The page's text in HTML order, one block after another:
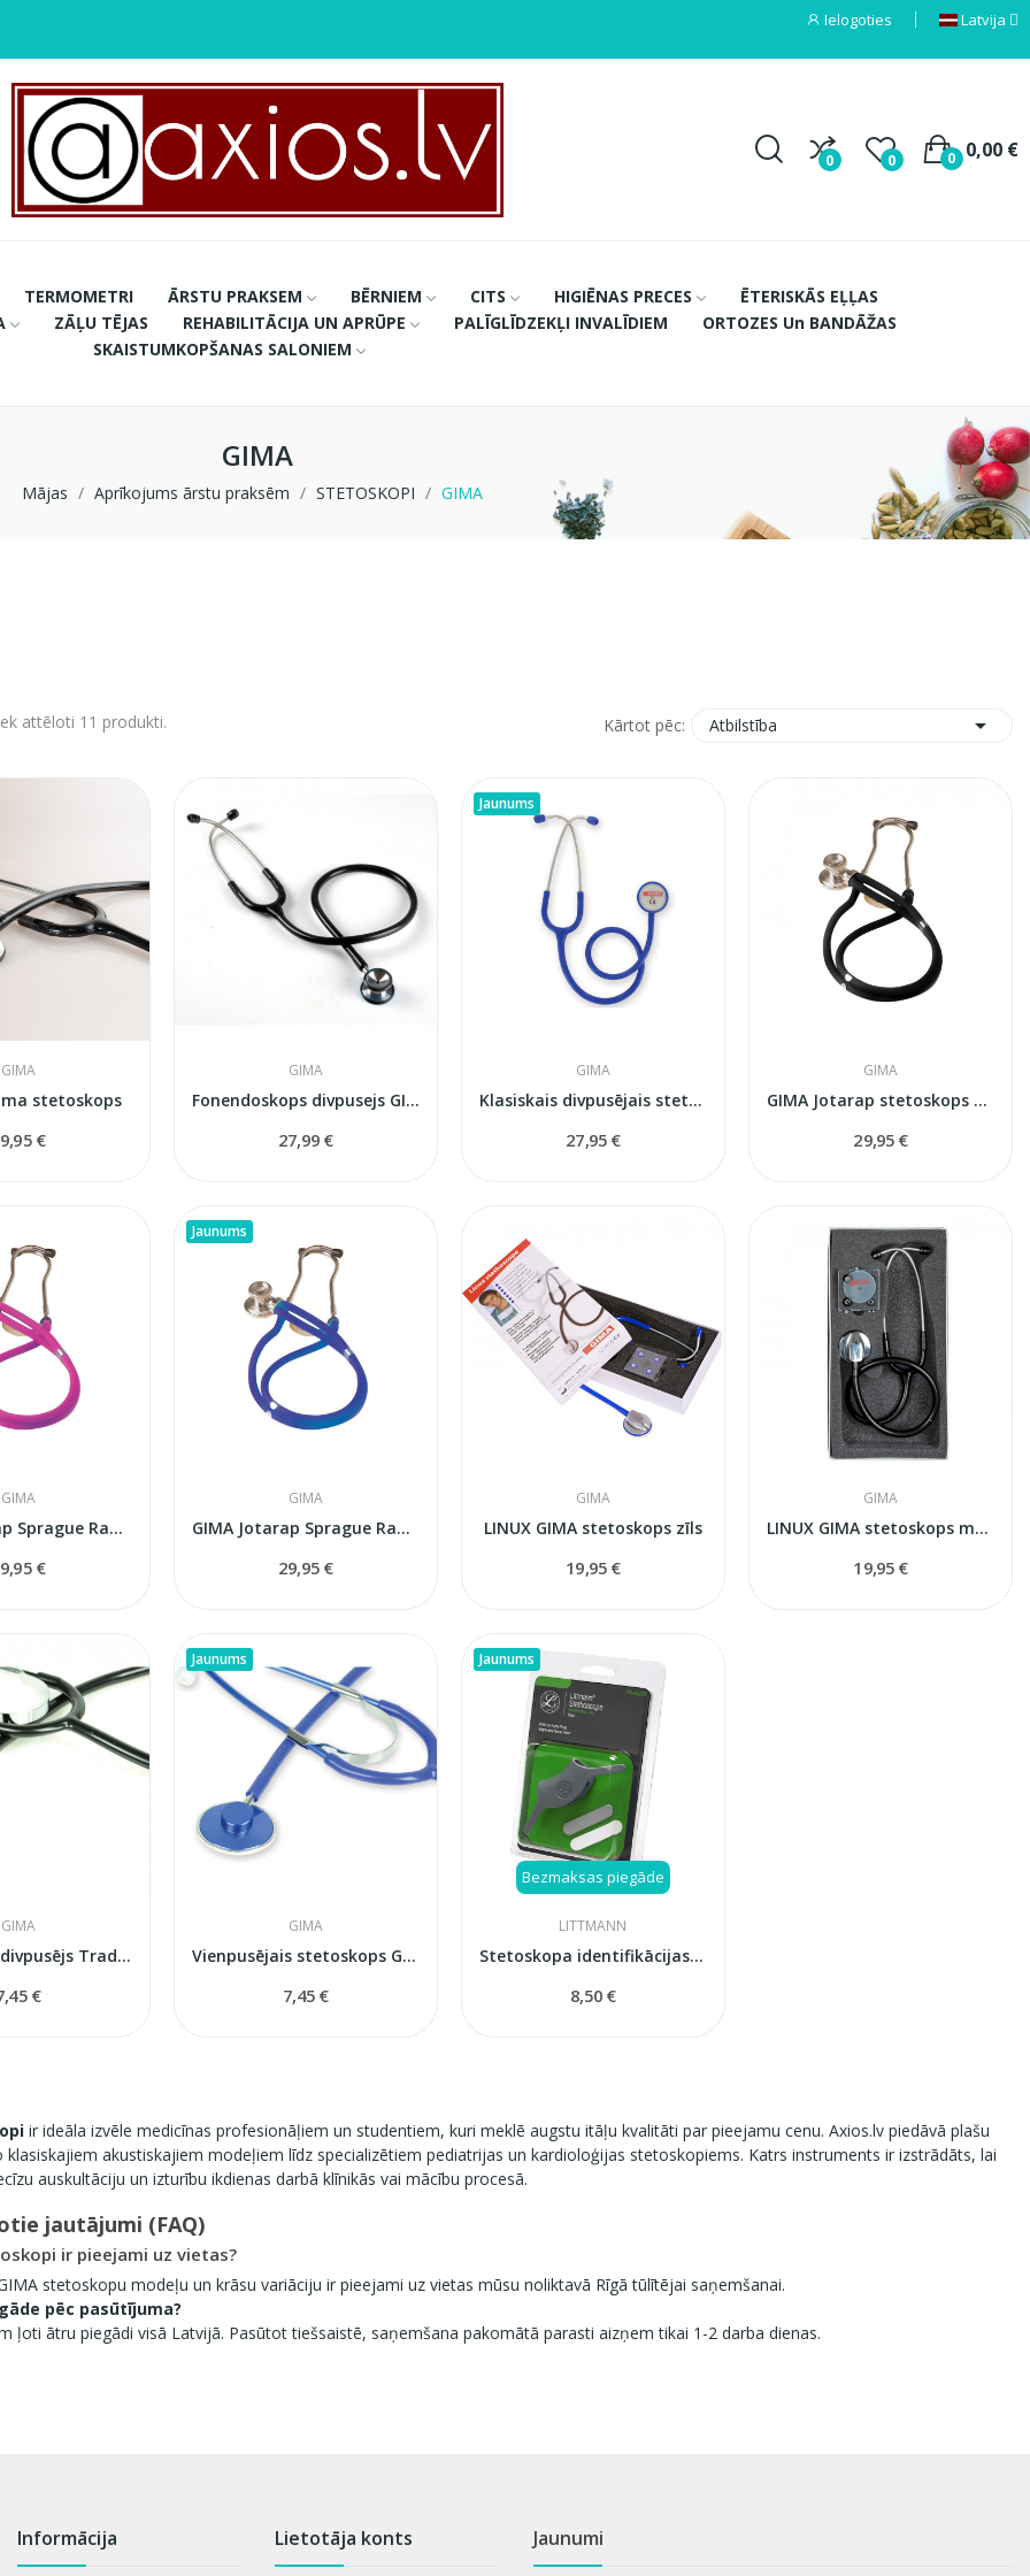
Ielogoties Latvija
0 0 0,00 €
0
TERMOMETRI ĀRSTU PRAKSEM BĒRNIEM CITS HIGIĒNAS PRECES
ĒTERISKĀS EĻĻAS
ZĀĻU TĒJAS REHABILITĀCIJA UN APRŪPE PALĪGLĪDZEKĻI INVALĪDIEM
ORTOZES Un BANDĀŽAS
SKAISTUMKOPŠANAS SALONIEM
GIMA
Mājas Aprīkojums ārstu praksēm STETOSKOPI GIMA
attēloti 11 produkti. Kārtot pēc: Atbilstība 
GIMA
stetoskops
€
GIMA
Fonendoskops divpusejs GIMA
27,99 €
Jaunums
GIMA
Klasiskais divpusējais stetoskops GIMA Classic...
27,95 €
GIMA
GIMA Jotarap stetoskops pediatriskais
29,95 €
GIMA
GIMA Jotarap Sprague Rappaport stetoskops —...
€
Jaunums
GIMA
GIMA Jotarap Sprague Rappaport stetoskops —...
29,95 €
GIMA
LINUX GIMA stetoskops zīls
19,95 €
GIMA
LINUX GIMA stetoskops mēlns
19,95 €
GIMA
Stetoskops divpusējs Trad 51010
€
Jaunums
GIMA
Vienpusējais stetoskops GIMA Trad 51002 (zils)
7,45 €
Bezmaksas piegāde
Jaunums
LITTMANN
Stetoskopa identifikācijas birka (ID tag) 3M...
8,50 €
ir ideāla izvēle medicīnas profesionāļiem un studentiem, kuri meklē augstu itāļu kvalitāti par pieejamu cenu. Axios.lv piedāvā plašu
klasiskajiem akustiskajiem modeļiem līdz specializētiem pediatrijas un kardioloģijas stetoskopiems. Katrs instruments ir izstrādāts, lai
auskultāciju un izturību ikdienas darbā klīnikās vai mācību procesā.
jautājumi (FAQ)
ir pieejami uz vietas?
stetoskopu modeļu un krāsu variāciju ir pieejami uz vietas mūsu noliktavā Rīgā tūlītējai saņemšanai.
pēc pasūtījuma?
ļoti ātru piegādi visā Latvijā. Pasūtot tiešsaistē, saņemšana pakomātā parasti aizņem tikai 1-2 darba dienas.
Informācija Lietotāja konts Jaunumi